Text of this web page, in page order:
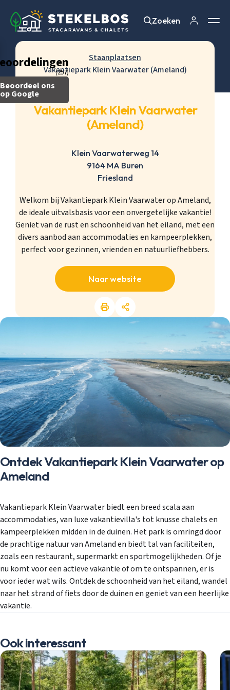
(257)
Beoordeel ons
op Google
Zoeken
Zoeken
Staanplaatsen
Vakantiepark Klein Vaarwater (Ameland)
Vakantiepark Klein Vaarwater
(Ameland)
Klein Vaarwaterweg 14
9164 MA Buren
Friesland
Welkom bij Vakantiepark Klein Vaarwater op Ameland,
de ideale uitvalsbasis voor een onvergetelijke vakantie!
Geniet van de rust en schoonheid van het eiland, met een
divers aanbod aan accommodaties en kampeerplekken,
perfect voor gezinnen, vrienden en natuurliefhebbers.
Naar website
Ontdek Vakantiepark Klein Vaarwater op
Ameland
Vakantiepark Klein Vaarwater biedt een breed scala aan
accommodaties, van luxe vakantievilla's tot knusse chalets en
kampeerplekken midden in de duinen. Het park is omringd door
de prachtige natuur van Ameland en biedt tal van faciliteiten,
zoals een restaurant, supermarkt en sportmogelijkheden. Of je
nu komt voor een actieve vakantie of om te ontspannen, er is
voor ieder wat wils. Ontdek de schoonheid van het eiland, wandel
naar het strand of fiets door de duinen en geniet van een heerlijke
vakantie.
Ook interessant